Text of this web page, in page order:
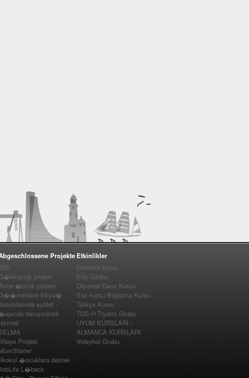
Projekte
IBB
projesi
�ocuk projesi
ihtiya�
eyalet -
danışmanlık
Projesi
�ocuklara destek
L�beck
Etkinlikler
Darbuka kursu
Elişi Grubu
Oryantal Dans Kursu
Saz-kursu Baglama Kursu
Türkçe Kursu
TGS-H Tiyatro Grubu
UYUM KURSLARI /
ALMANCA KURSLARI
Voleybol Grubu